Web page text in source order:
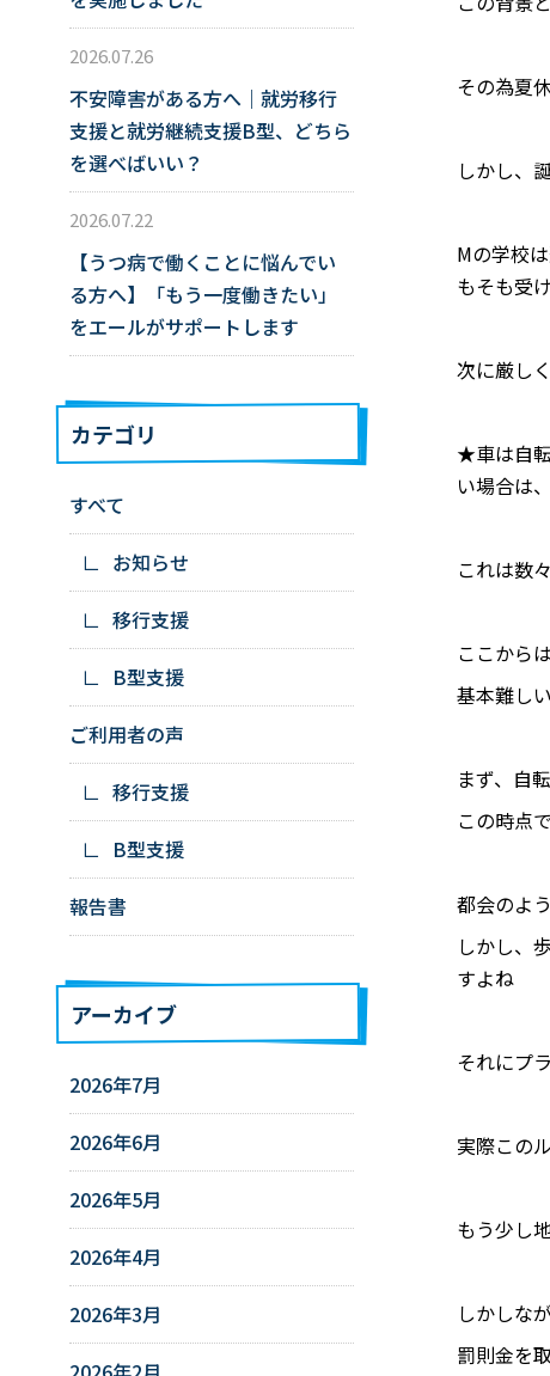
2026.07.26
不安障害がある方へ｜就労移行
支援と就労継続支援B型、どちら
を選べばいい？
2026.07.22
【うつ病で働くことに悩んでい
る方へ】「もう一度働きたい」
をエールがサポートします
カテゴリ
すべて
お知らせ
移行支援
B型支援
ご利用者の声
移行支援
B型支援
報告書
アーカイブ
2026年7月
2026年6月
2026年5月
2026年4月
2026年3月
その為夏
しかし、
Mの学校
もそも受
次に厳し
★車は自
い場合は
これは数
ここから
基本難し
まず、自
この時点
都会のよ
しかし、
すよね
それにプ
実際この
もう少し
しかしな
罰則金を